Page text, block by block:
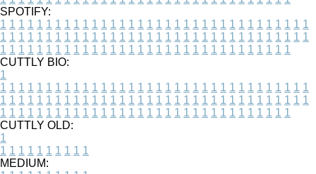
SPOTIFY:
1 1 1 1 1 1 1 1 1 1 1 1 1 1 1 1 1 1 1 1 1 1 1 1 1 1 1 1 1 1 1 1 1 1
1 1 1 1 1 1 1 1 1 1 1 1 1 1 1 1 1 1 1 1 1 1 1 1 1 1 1 1 1 1 1 1 1 1
1 1 1 1 1 1 1 1 1 1 1 1 1 1 1 1 1 1 1 1 1 1 1 1 1 1 1 1 1 1 1 1
CUTTLY BIO:
1
1 1 1 1 1 1 1 1 1 1 1 1 1 1 1 1 1 1 1 1 1 1 1 1 1 1 1 1 1 1 1 1 1 1
1 1 1 1 1 1 1 1 1 1 1 1 1 1 1 1 1 1 1 1 1 1 1 1 1 1 1 1 1 1 1 1 1 1
1 1 1 1 1 1 1 1 1 1 1 1 1 1 1 1 1 1 1 1 1 1 1 1 1 1 1 1 1 1 1 1
CUTTLY OLD:
1
1 1 1 1 1 1 1 1 1 1
MEDIUM: